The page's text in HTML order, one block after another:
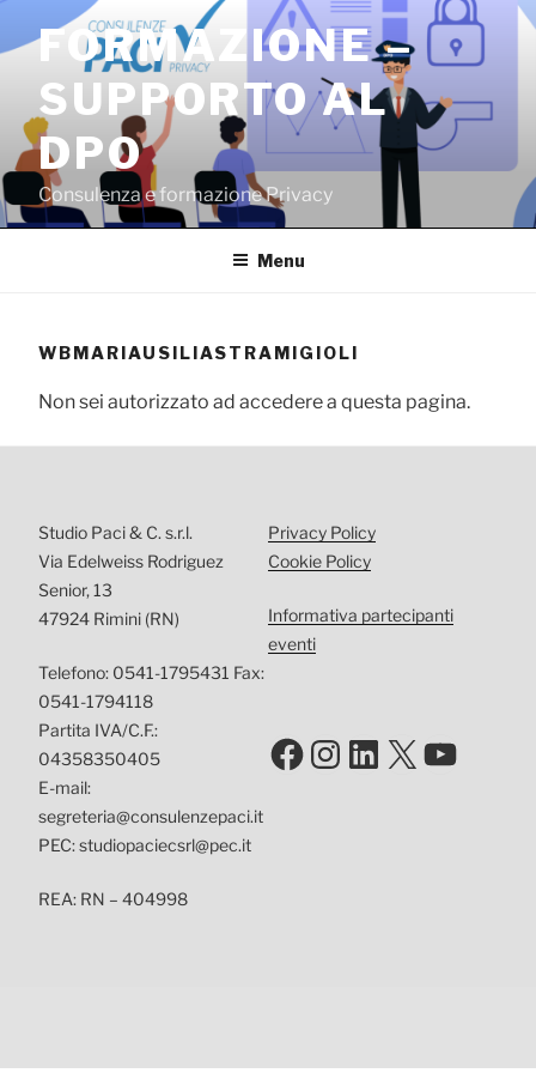
contenuto
FORMAZIONE –
SUPPORTO AL
DPO
Consulenza e formazione Privacy
Menu
WBMARIAUSILIASTRAMIGIOLI
Non sei autorizzato ad accedere a questa pagina.
Studio Paci & C. s.r.l.
Via Edelweiss Rodriguez
Senior, 13
47924 Rimini (RN)
Telefono: 0541-1795431 Fax:
0541-1794118
Partita IVA/C.F.:
04358350405
E-mail:
segreteria@consulenzepaci.it
PEC: studiopaciecsrl@pec.it
REA: RN – 404998
Privacy Policy
Cookie Policy
Informativa partecipanti
eventi
Facebook
Instagram
LinkedIn
X